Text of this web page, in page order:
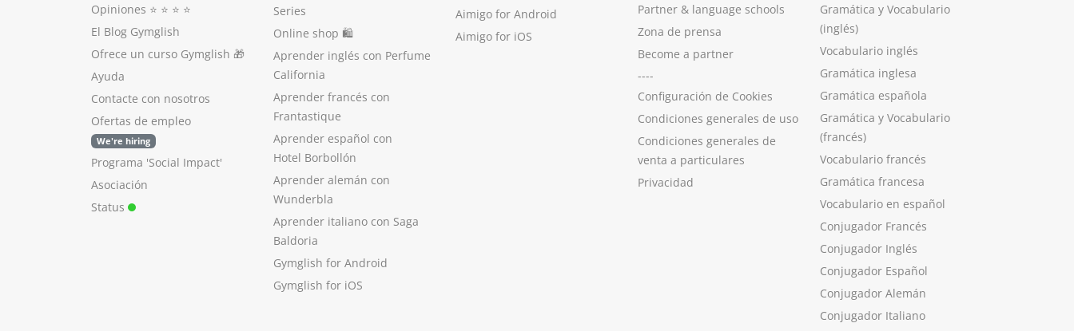
Opiniones ⭐️ ⭐️ ⭐️ ⭐️
El Blog Gymglish
Ofrece un curso Gymglish 🎁
Ayuda
Contacte con nosotros
Ofertas de empleo
We're hiring
Programa 'Social Impact'
Asociación
Status
Series
Online shop 🛍
Aprender inglés con Perfume
California
Aprender francés con
Frantastique
Aprender español con
Hotel Borbollón
Aprender alemán con
Wunderbla
Aprender italiano con Saga
Baldoria
Gymglish for Android
Gymglish for iOS
Aimigo for Android
Aimigo for iOS
Partner & language schools
Zona de prensa
Become a partner
----
Configuración de Cookies
Condiciones generales de uso
Condiciones generales de
venta a particulares
Privacidad
Gramática y Vocabulario
(inglés)
Vocabulario inglés
Gramática inglesa
Gramática española
Gramática y Vocabulario
(francés)
Vocabulario francés
Gramática francesa
Vocabulario en español
Conjugador Francés
Conjugador Inglés
Conjugador Español
Conjugador Alemán
Conjugador Italiano